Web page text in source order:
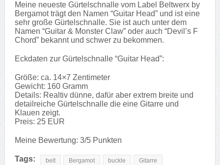
Meine neueste Gürtelschnalle vom Label Beltwerx by
Bergamot trägt den Namen “Guitar Head” und ist eine
sehr große Gürtelschnalle. Sie ist auch unter dem
Namen “Guitar & Monster Claw” oder auch “Devil’s F
Chord” bekannt und schwer zu bekommen.
Eckdaten zur Gürtelschnalle “Guitar Head”:
Größe: ca. 14×7 Zentimeter
Gewicht: 160 Gramm
Details: Realtiv dünne, dafür aber extrem breite und
detailreiche Gürtelschnalle die eine Gitarre und
Klauen zeigt.
Preis: 25 EUR
Meine Bewertung: 3/5 Punkten
Tags: belt Bergamot buckle Gitarre